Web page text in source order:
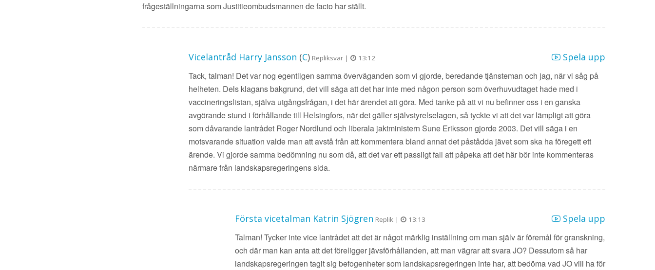
frågeställningarna som Justitieombudsmannen de facto har ställt.
Vicelantråd Harry Jansson (C) Repliksvar | 13:12 Spela upp
Tack, talman! Det var nog egentligen samma överväganden som vi gjorde, beredande tjänsteman och jag, när vi såg på
helheten. Dels klagans bakgrund, det vill säga att det har inte med någon person som överhuvudtaget hade med i
vaccineringslistan, själva utgångsfrågan, i det här ärendet att göra. Med tanke på att vi nu befinner oss i en ganska
avgörande stund i förhållande till Helsingfors, när det gäller självstyrelselagen, så tyckte vi att det var lämpligt att göra
som dåvarande lantrådet Roger Nordlund och liberala jaktministern Sune Eriksson gjorde 2003. Det vill säga i en
motsvarande situation valde man att avstå från att kommentera bland annat det påstådda jävet som ska ha föregett ett
ärende. Vi gjorde samma bedömning nu som då, att det var ett passligt fall att påpeka att det här bör inte kommenteras
närmare från landskapsregeringens sida.
Första vicetalman Katrin Sjögren Replik | 13:13 Spela upp
Talman! Tycker inte vice lantrådet att det är något märklig inställning om man själv är föremål för granskning,
och där man kan anta att det föreligger jävsförhållanden, att man vägrar att svara JO? Dessutom så har
landskapsregeringen tagit sig befogenheter som landskapsregeringen inte har, att bedöma vad JO vill ha för